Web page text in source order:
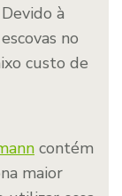
à
no
custo de
contém
maior